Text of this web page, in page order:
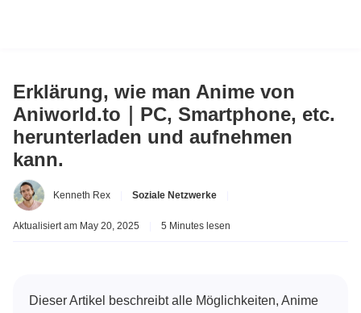
Erklärung, wie man Anime von
Aniworld.to｜PC, Smartphone, etc.
herunterladen und aufnehmen
kann.
Kenneth Rex Soziale Netzwerke
Aktualisiert am May 20, 2025 5 Minutes lesen
Dieser Artikel beschreibt alle Möglichkeiten, Anime